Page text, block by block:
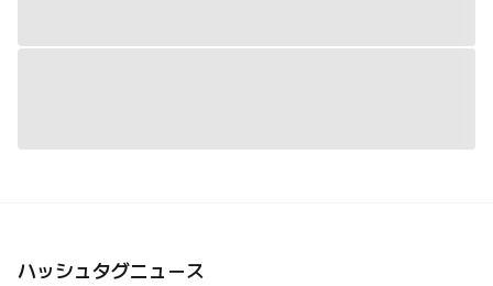
ハッシュタグニュース